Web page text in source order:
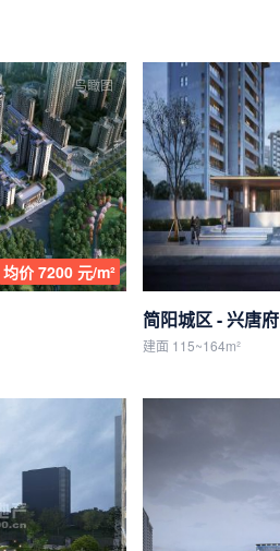
鸟瞰图
均价 7200 元/m²
简阳城区 - 兴唐府
建面 115~164m²